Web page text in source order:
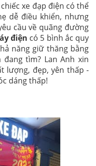
xe đạp điện có thể
dễ điều khiển, nhưng
cầu về quãng đường
điện có 5 bình ắc quy
năng giữ thăng bằng
tìm? Lan Anh xin
lượng, đẹp, yên thấp -
dáng thấp!